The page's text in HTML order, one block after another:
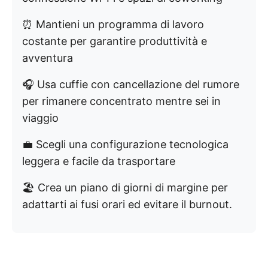
⏰ Mantieni un programma di lavoro
costante per garantire produttività e
avventura
🎧 Usa cuffie con cancellazione del rumore
per rimanere concentrato mentre sei in
viaggio
💼 Scegli una configurazione tecnologica
leggera e facile da trasportare
🏖️ Crea un piano di giorni di margine per
adattarti ai fusi orari ed evitare il burnout.